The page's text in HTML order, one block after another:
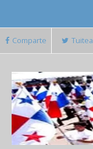
Comparte Tuitea